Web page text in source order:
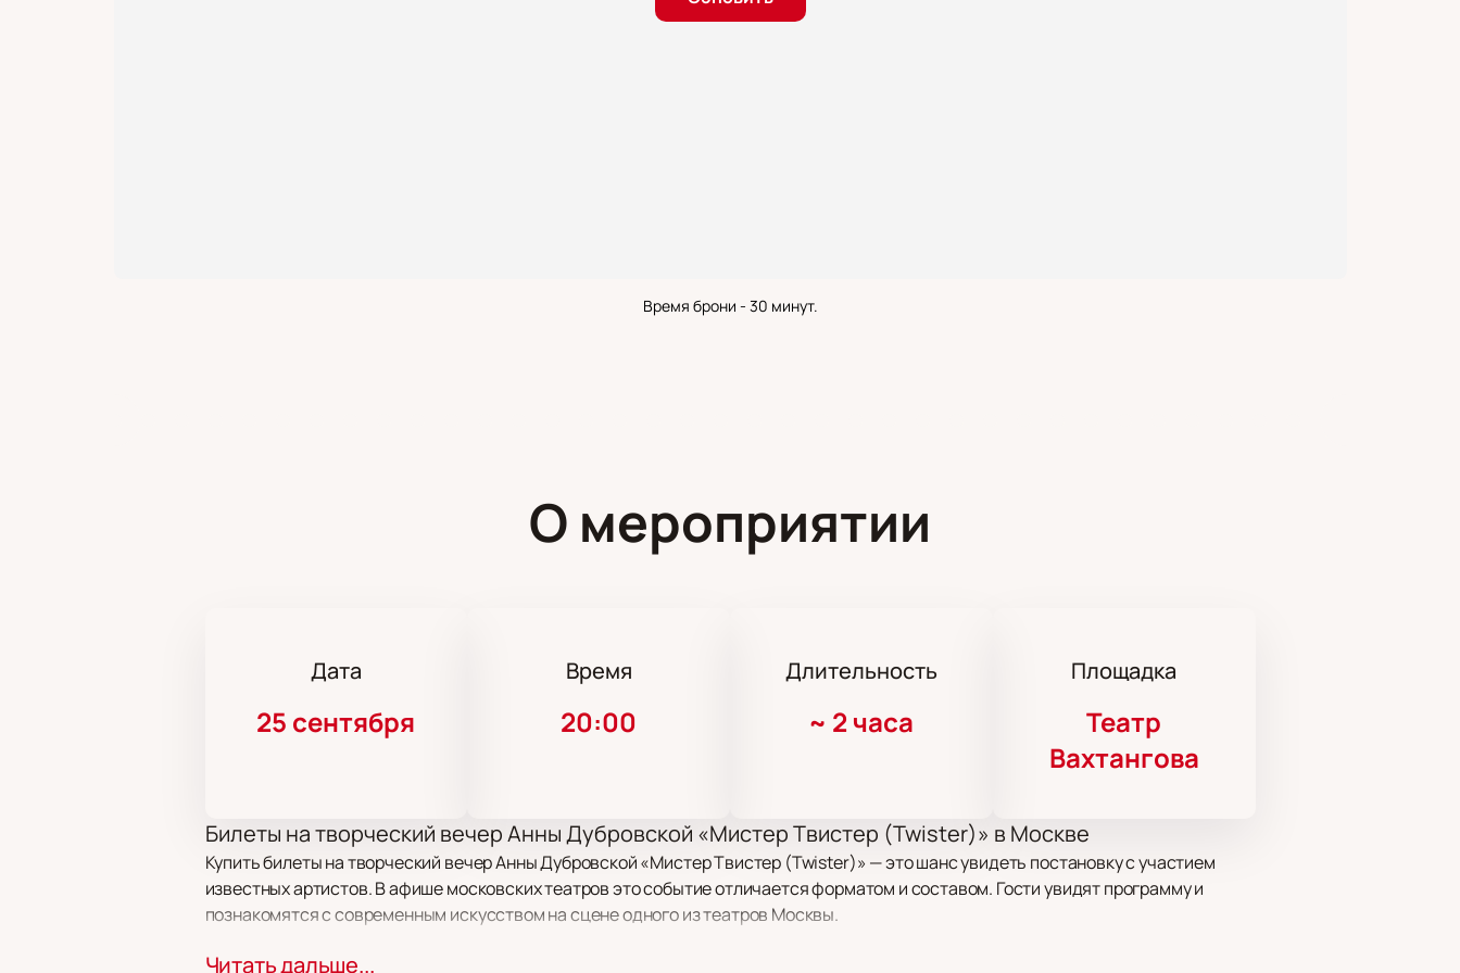
Время брони - 30 минут.
О мероприятии
Дата
25 сентября
Время
20:00
Длительность
~ 2 часа
Площадка
Театр
Вахтангова
Билеты на творческий вечер Анны Дубровской «Мистер Твистер (Twister)» в Москве
Купить билеты на творческий вечер Анны Дубровской «Мистер Твистер (Twister)» — это шанс увидеть постановку с участием
известных артистов. В афише московских театров это событие отличается форматом и составом. Гости увидят программу и
познакомятся с современным искусством на сцене одного из театров Москвы.
Читать дальше...